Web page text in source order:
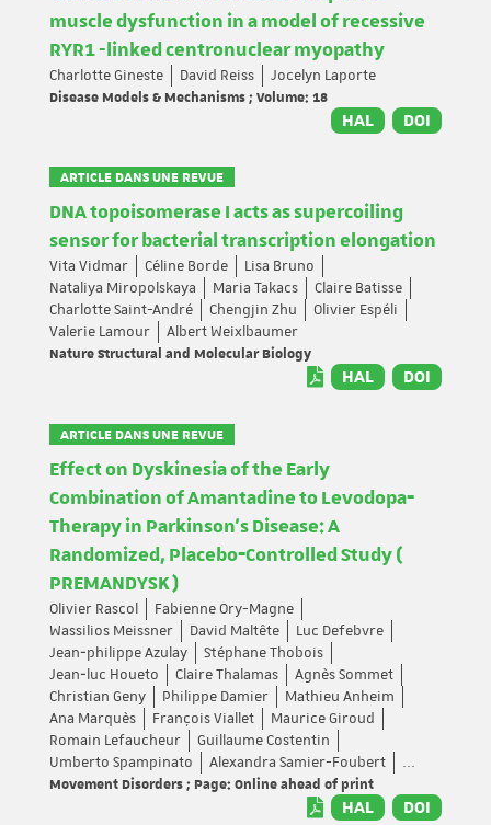
muscle dysfunction in a model of recessive
RYR1 -linked centronuclear myopathy
Charlotte Gineste David Reiss
Jocelyn Laporte
Disease Models & Mechanisms ; Volume: 18
HAL DOI
ARTICLE DANS UNE REVUE
DNA topoisomerase I acts as supercoiling
sensor for bacterial transcription elongation
Vita Vidmar Céline Borde
Lisa Bruno
Nataliya Miropolskaya
Maria Takacs
Claire Batisse
Charlotte Saint-André
Chengjin Zhu
Olivier Espéli
Valerie Lamour
Albert Weixlbaumer
Nature Structural and Molecular Biology
HAL DOI
ARTICLE DANS UNE REVUE
Effect on Dyskinesia of the Early
Combination of Amantadine to Levodopa‐
Therapy in Parkinson's Disease: A
Randomized, Placebo‐Controlled Study (
PREMANDYSK )
Olivier Rascol
Fabienne Ory-Magne
Wassilios Meissner
David Maltête
Luc Defebvre
Jean‐philippe Azulay
Stéphane Thobois
Jean‐luc Houeto
Claire Thalamas
Agnès Sommet
Christian Geny
Philippe Damier
Mathieu Anheim
Ana Marquès
François Viallet
Maurice Giroud
Romain Lefaucheur
Guillaume Costentin
Umberto Spampinato
Alexandra Samier-Foubert
...
Movement Disorders ; Page: Online ahead of print
HAL DOI